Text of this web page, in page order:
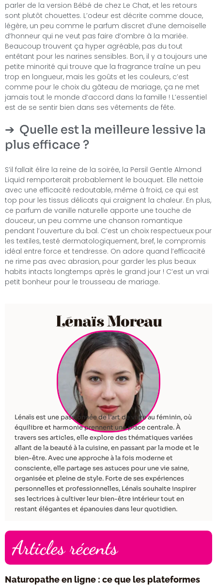
parler de la version Bébé de chez Le Chat, et les retours
sont plutôt chouettes. L’odeur est décrite comme douce,
légère, un peu comme le parfum discret d’une demoiselle
d’honneur qui ne veut pas faire d’ombre à la mariée.
Beaucoup trouvent ça hyper agréable, pas du tout
entêtant pour les narines sensibles. Bon, il y a toujours une
petite minorité qui trouve que la fragrance traîne un peu
trop en longueur, mais les goûts et les couleurs, c’est
comme pour le choix du gâteau de mariage, ça ne met
jamais tout le monde d’accord dans la famille ! L’essentiel
est de se sentir bien dans ses vêtements de fête.
Quelle est la meilleure lessive la
plus efficace ?
S’il fallait élire la reine de la soirée, la Persil Gentle Almond
Liquid remporterait probablement le bouquet. Elle nettoie
avec une efficacité redoutable, même à froid, ce qui est
top pour les tissus délicats qui craignent la chaleur. En plus,
ce parfum de vanille naturelle apporte une touche de
douceur, un peu comme une chanson romantique
pendant l’ouverture du bal. C’est un choix respectueux pour
les textiles, testé dermatologiquement, bref, le compromis
idéal entre force et tendresse. On adore quand l’efficacité
ne rime pas avec abrasion, pour garder les plus beaux
habits intacts longtemps après le grand jour ! C’est un vrai
petit bonheur pour le trousseau de mariage.
Lénaïs Moreau
Lénaïs est une passionnée de l’art de vivre au féminin, où
équilibre et harmonie prennent une place centrale. À
travers ses articles, elle explore des thématiques variées
allant de la beauté à la cuisine, en passant par la mode et le
bien-être. Avec une approche à la fois moderne et
consciente, elle partage ses astuces pour une vie saine,
organisée et pleine de style. Forte de ses expériences
personnelles et professionnelles, Lénaïs souhaite inspirer
ses lectrices à cultiver leur bien-être intérieur tout en
restant élégantes et épanouies dans leur quotidien.
Articles récents
Naturopathe en ligne : ce que les plateformes